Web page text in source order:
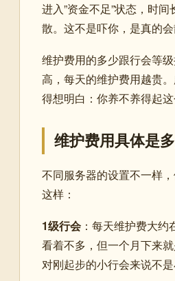
进入”资金不足”状态，时
散。这不是吓你，是真的会
维护费用的多少跟行会等
高，每天的维护费用越贵
得想明白：你养不养得起
维护费用具体是
不同服务器的设置不一样
这样：
1级行会 ：每天维护费大约
看着不多，但一个月下来就
对刚起步的小行会来说不是